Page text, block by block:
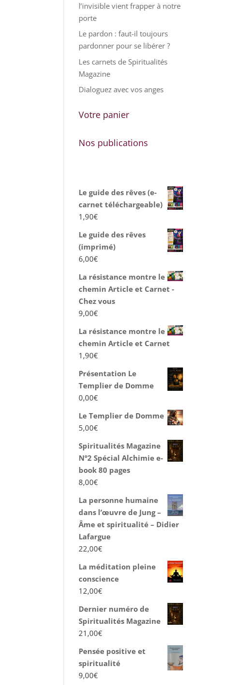
l’invisible vient frapper à notre
porte
Le pardon : faut-il toujours
pardonner pour se libérer ?
Les carnets de Spiritualités
Magazine
Dialoguez avec vos anges
Votre panier
Nos publications
Le guide des rêves (e-
carnet téléchargeable)
1,90€
Le guide des rêves
(imprimé)
6,00€
La résistance montre le
chemin Article et Carnet -
Chez vous
9,00€
La résistance montre le
chemin Article et Carnet
1,90€
Présentation Le
Templier de Domme
0,00€
Le Templier de Domme
5,00€
Spiritualités Magazine
N°2 Spécial Alchimie e-
book 80 pages
8,00€
La personne humaine
dans l’œuvre de Jung –
Âme et spiritualité – Didier
Lafargue
22,00€
La méditation pleine
conscience
12,00€
Dernier numéro de
Spiritualités Magazine
21,00€
Pensée positive et
spiritualité
9,00€